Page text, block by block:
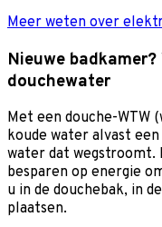
Meer weten over
Nieuwe
douchewater
Met een douche-
koude water alvast
water dat
besparen op energie
u in de douchebak, in
plaatsen.